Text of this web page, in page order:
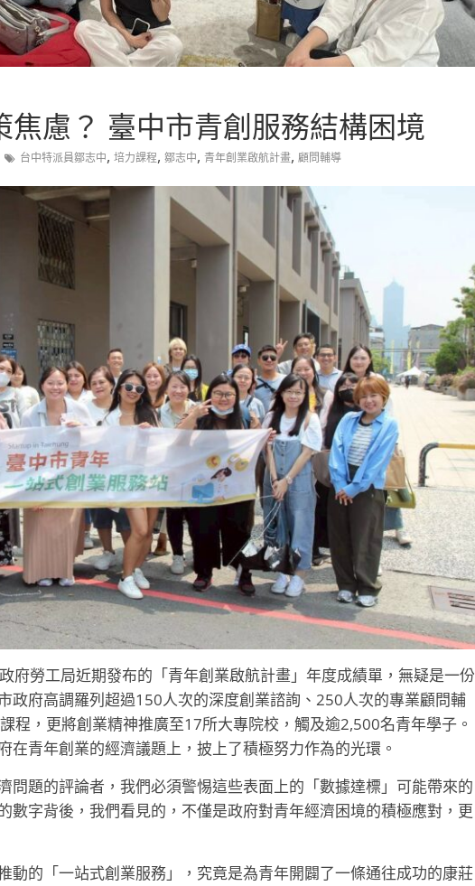
焦慮？ 臺中市青創服務結構困境
台中特派員鄒志中, 培力課程, 鄒志中, 青年創業啟航計畫, 顧問輔導
勞工局近期發布的「青年創業啟航計畫」年度成績單，無疑是一份
政府高調羅列超過150人次的深度創業諮詢、250人次的專業顧問輔
程，更將創業精神推廣至17所大專院校，觸及逾2,500名青年學子。
在青年創業的經濟議題上，披上了積極努力作為的光環。
問題的評論者，我們必須警惕這些表面上的「數據達標」可能帶來的
數字背後，我們看見的，不僅是政府對青年經濟困境的積極應對，更
動的「一站式創業服務」，究竟是為青年開闢了一條通往成功的康莊